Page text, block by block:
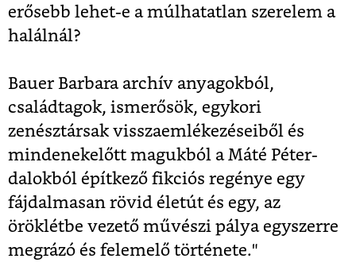
erősebb lehet-e a múlhatatlan szerelem a
halálnál?
Bauer Barbara archív anyagokból,
családtagok, ismerősök, egykori
zenésztársak visszaemlékezéseiből és
mindenekelőtt magukból a Máté Péter-
dalokból építkező fikciós regénye egy
fájdalmasan rövid életút és egy, az
öröklétbe vezető művészi pálya egyszerre
megrázó és felemelő története."